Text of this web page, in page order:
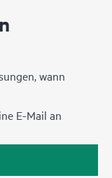
wann
E-Mail an